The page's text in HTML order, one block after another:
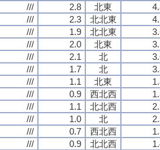
/// 2.8 北東
/// 2.3 北北東
/// 1.9 北北東
/// 2.0 北東
/// 2.1 北
/// 1.7 北
/// 1.1 北東
/// 0.9 西北西
/// 1.1 北北西
/// 1.0 北
/// 0.7 西北西
/// 0.9 北北西